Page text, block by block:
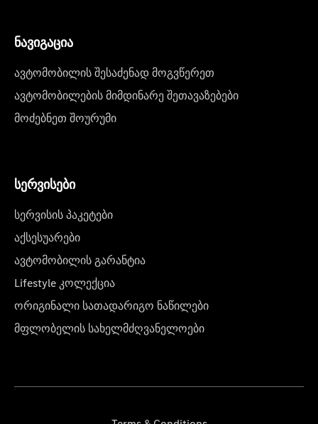
ნავიგაცია
ავტომობილის შესაძენად მოგვწერეთ
ავტომობილების მიმდინარე შეთავაზებები
მოძებნეთ შოურუმი
სერვისები
სერვისის პაკეტები
აქსესუარები
ავტომობილის გარანტია
Lifestyle კოლექცია
ორიგინალი სათადარიგო ნაწილები
მფლობელის სახელმძღვანელოები